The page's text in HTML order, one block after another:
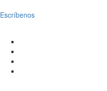
Escríbenos